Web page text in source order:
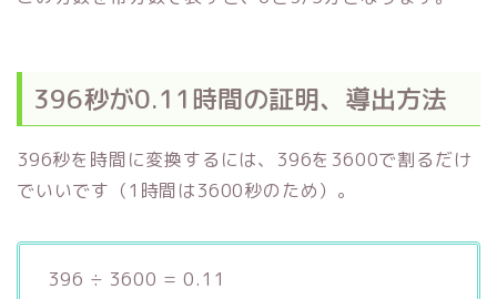
396秒が0.11時間の証明、導出方法
396秒を時間に変換するには、396を3600で割るだけ
でいいです（1時間は3600秒のため）。
396 ÷ 3600 = 0.11